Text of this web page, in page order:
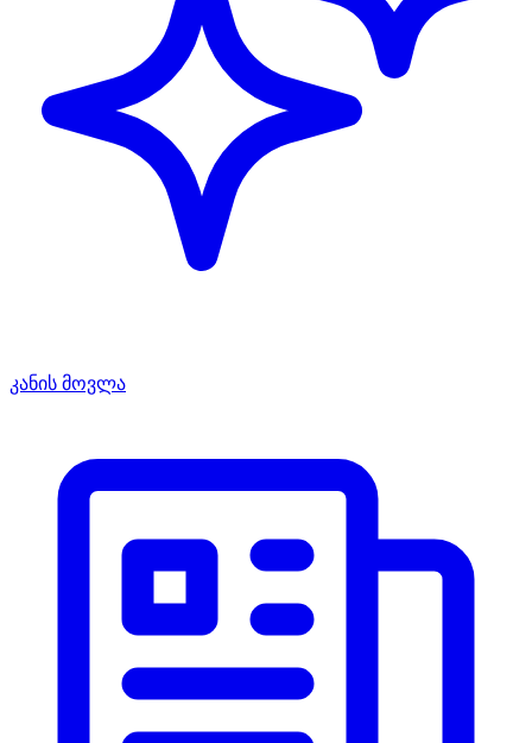
კანის მოვლა